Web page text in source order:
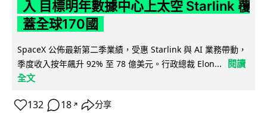
入 目標明年數據中心上太空 Starlink 覆
蓋全球170國
SpaceX 公佈最新第二季業績，受惠 Starlink 與 AI 業務帶動，
季度收入按年飆升 92% 至 78 億美元。行政總裁 Elon...
閱讀
全文
132 18 ↗ 分享